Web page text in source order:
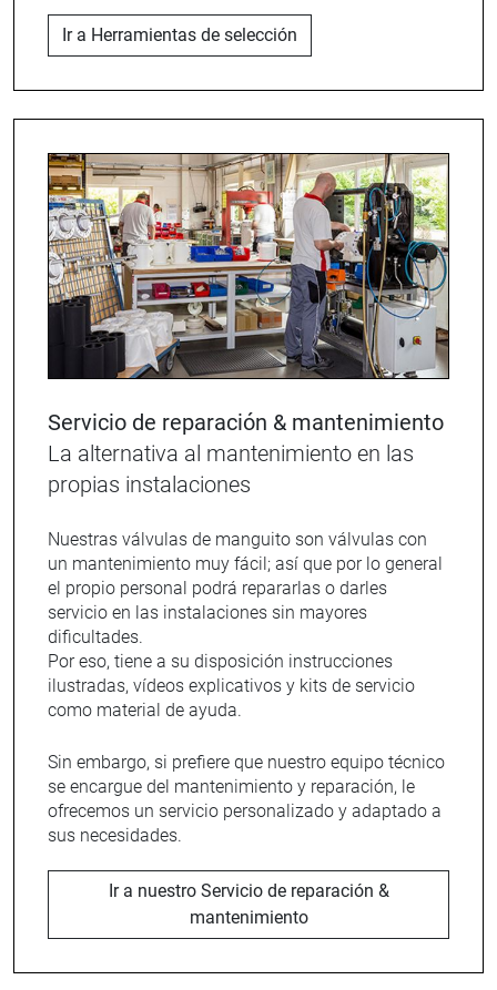
Ir a Herramientas de selección
Servicio de reparación & mantenimiento
La alternativa al mantenimiento en las
propias instalaciones
Nuestras válvulas de manguito son válvulas con
un mantenimiento muy fácil; así que por lo general
el propio personal podrá repararlas o darles
servicio en las instalaciones sin mayores
dificultades.
Por eso, tiene a su disposición instrucciones
ilustradas, vídeos explicativos y kits de servicio
como material de ayuda.
Sin embargo, si prefiere que nuestro equipo técnico
se encargue del mantenimiento y reparación, le
ofrecemos un servicio personalizado y adaptado a
sus necesidades.
Ir a nuestro Servicio de reparación &
mantenimiento